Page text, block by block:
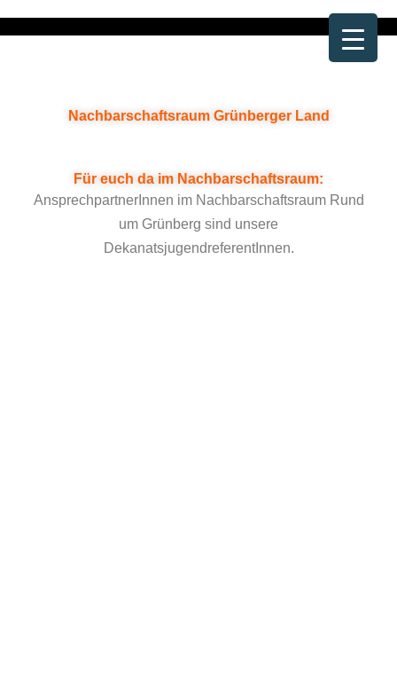
Inhalt
Nachbarschaftsraum Grünberger Land
Für euch da im Nachbarschaftsraum:
AnsprechpartnerInnen im Nachbarschaftsraum Rund
um Grünberg sind unsere
DekanatsjugendreferentInnen.